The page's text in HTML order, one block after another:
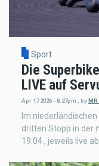
Sport
Die
LIVE auf
Apr 17 2026 - 8:27pm , by
Im
dritten Stopp in der
19.04., jeweils live